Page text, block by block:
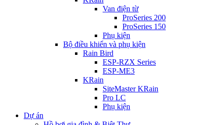
Van điện từ
ProSeries 200
ProSeries 150
Phụ kiện
Bộ điều khiển và phụ kiện
Rain Bird
ESP-RZX Series
ESP-ME3
KRain
SiteMaster KRain
Pro LC
Phụ kiện
Dự án